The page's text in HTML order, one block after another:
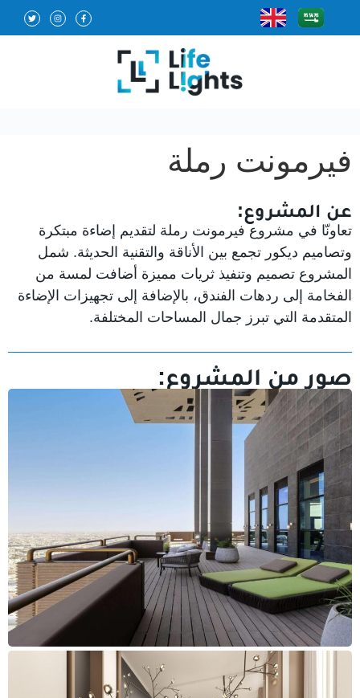
فيرمونت رملة
عن المشروع:
تعاونّا في مشروع فيرمونت رملة لتقديم إضاءة مبتكرة
وتصاميم ديكور تجمع بين الأناقة والتقنية الحديثة. شمل
المشروع تصميم وتنفيذ ثريات مميزة أضافت لمسة من
الفخامة إلى ردهات الفندق، بالإضافة إلى تجهيزات الإضاءة
المتقدمة التي تبرز جمال المساحات المختلفة.
صور من المشروع: